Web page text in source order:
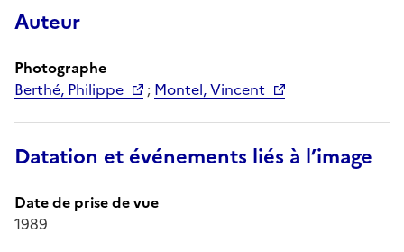
Auteur
Photographe
Berthé, Philippe
; Montel, Vincent
Datation et événements liés à l’image
Date de prise de vue
1989